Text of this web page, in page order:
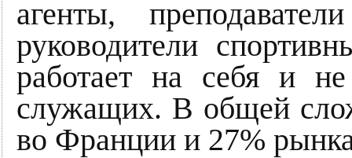
агенты,
руководители
работает на себя и
служащих. В общей
во Франции и 27%